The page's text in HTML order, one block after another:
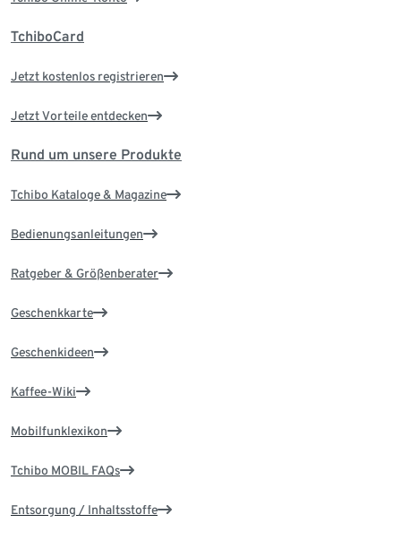
TchiboCard
Jetzt kostenlos registrieren
Jetzt Vorteile entdecken
Rund um unsere Produkte
Tchibo Kataloge & Magazine
Bedienungsanleitungen
Ratgeber & Größenberater
Geschenkkarte
Geschenkideen
Kaffee-Wiki
Mobilfunklexikon
Tchibo MOBIL FAQs
Entsorgung / Inhaltsstoffe